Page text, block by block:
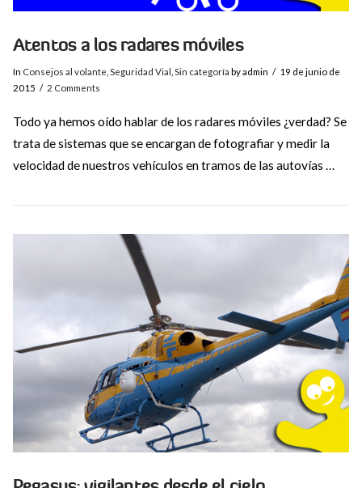
VIEW POST
Atentos a los radares móviles
In Consejos al volante Seguridad Vial Sin categoría by admin
19 de junio de
2015
2 Comments
Todo ya hemos oído hablar de los radares móviles ¿verdad? Se
trata de sistemas que se encargan de fotografiar y medir la
velocidad de nuestros vehículos en tramos de las autovías …